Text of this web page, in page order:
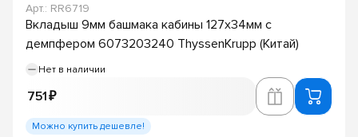
Арт.: RR6719
Вкладыш 9мм башмака кабины 127х34мм с
демпфером 6073203240 ThyssenKrupp (Китай)
Нет в наличии
751 ₽
Можно купить дешевле!